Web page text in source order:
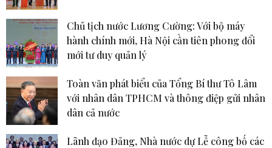
Chủ tịch nước Lương Cường: Với bộ máy
hành chính mới, Hà Nội cần tiên phong đổi
mới tư duy quản lý
Toàn văn phát biểu của Tổng Bí thư Tô Lâm
với nhân dân TPHCM và thông điệp gửi nhân
dân cả nước
Lãnh đạo Đảng, Nhà nước dự Lễ công bố các